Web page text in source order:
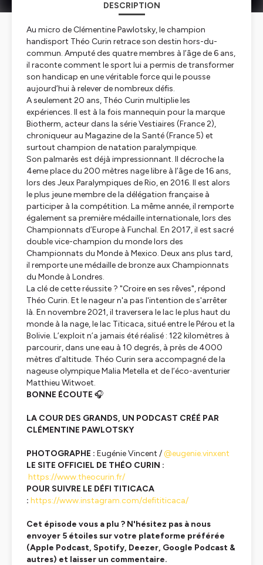
DESCRIPTION
Au micro de Clémentine Pawlotsky, le champion
handisport Théo Curin retrace son destin hors-du-
commun. Amputé des quatre membres à l’âge de 6 ans,
il raconte comment le sport lui a permis de transformer
son handicap en une véritable force qui le pousse
aujourd’hui à relever de nombreux défis.
A seulement 20 ans, Théo Curin multiplie les
expériences. Il est à la fois mannequin pour la marque
Biotherm, acteur dans la série Vestiaires (France 2),
chroniqueur au Magazine de la Santé (France 5) et
surtout champion de natation paralympique.
Son palmarès est déjà impressionnant. Il décroche la
4eme place du 200 mètres nage libre à l’âge de 16 ans,
lors des Jeux Paralympiques de Rio, en 2016. Il est alors
le plus jeune membre de la délégation française à
participer à la compétition. La même année, il remporte
également sa première médaille internationale, lors des
Championnats d’Europe à Funchal. En 2017, il est sacré
double vice-champion du monde lors des
Championnats du Monde à Mexico. Deux ans plus tard,
il remporte une médaille de bronze aux Championnats
du Monde à Londres.
La clé de cette réussite ? "Croire en ses rêves", répond
Théo Curin. Et le nageur n'a pas l'intention de s'arrêter
là. En novembre 2021, il traversera le lac le plus haut du
monde à la nage, le lac Titicaca, situé entre le Pérou et la
Bolivie. L’exploit n’a jamais été réalisé : 122 kilomètres à
parcourir, dans une eau à 10 degrés, à près de 4000
mètres d’altitude. Théo Curin sera accompagné de la
nageuse olympique Malia Metella et de l’éco-aventurier
Matthieu Witwoet.
BONNE ÉCOUTE 🎧
LA COUR DES GRANDS, UN PODCAST CRÉÉ PAR
CLÉMENTINE PAWLOTSKY
PHOTOGRAPHE : Eugénie Vincent /@eugenie.vinxent
LE SITE OFFICIEL DE THÉO CURIN :
https://www.theocurin.fr/
POUR SUIVRE LE DÉFI TITICACA
: https://www.instagram.com/defititicaca/
Cet épisode vous a plu ? N'hésitez pas à nous
envoyer 5 étoiles sur votre plateforme préférée
(Apple Podcast, Spotify, Deezer, Google Podcast &
autres) et laisser un commentaire.